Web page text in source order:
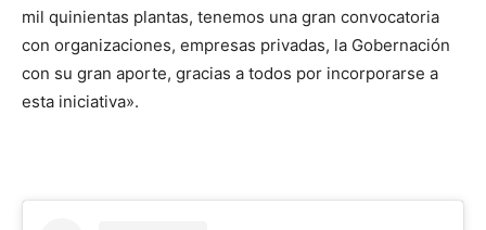
mil quinientas plantas, tenemos una gran convocatoria
con organizaciones, empresas privadas, la Gobernación
con su gran aporte, gracias a todos por incorporarse a
esta iniciativa».